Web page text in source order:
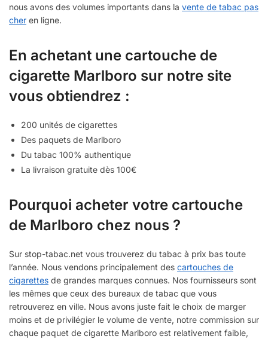
nous avons des volumes importants dans la vente de tabac pas
cher en ligne.
En achetant une cartouche de
cigarette Marlboro sur notre site
vous obtiendrez :
200 unités de cigarettes
Des paquets de Marlboro
Du tabac 100% authentique
La livraison gratuite dès 100€
Pourquoi acheter votre cartouche
de Marlboro chez nous ?
Sur stop-tabac.net vous trouverez du tabac à prix bas toute
l’année. Nous vendons principalement des cartouches de
cigarettes de grandes marques connues. Nos fournisseurs sont
les mêmes que ceux des bureaux de tabac que vous
retrouverez en ville. Nous avons juste fait le choix de marger
moins et de privilégier le volume de vente, notre commission sur
chaque paquet de cigarette Marlboro est relativement faible,